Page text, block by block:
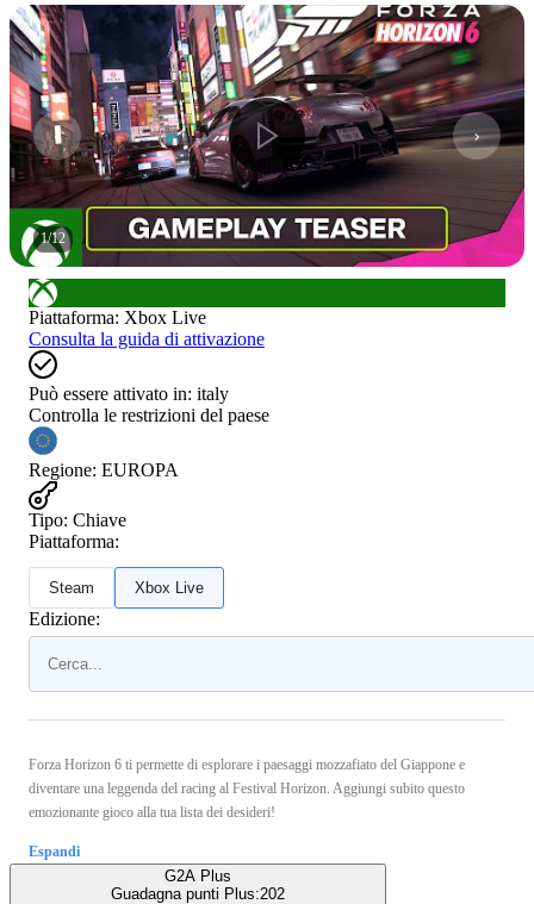
1/12
Piattaforma: Xbox Live
Consulta la guida di attivazione
Può essere attivato in: italy
Controlla le restrizioni del paese
Regione: EUROPA
Tipo: Chiave
Piattaforma:
Steam Xbox Live
Edizione:
Forza Horizon 6 ti permette di esplorare i paesaggi mozzafiato del Giappone e
diventare una leggenda del racing al Festival Horizon. Aggiungi subito questo
emozionante gioco alla tua lista dei desideri!
Espandi
G2A Plus
Guadagna punti Plus:202